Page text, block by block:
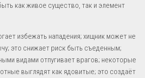
как живое существо, так и элемент
избежать нападения; хищник может не
это снижает риск быть съеденным;
видами отпугивает врагов; некоторые
выглядят как ядовитые; это создаёт